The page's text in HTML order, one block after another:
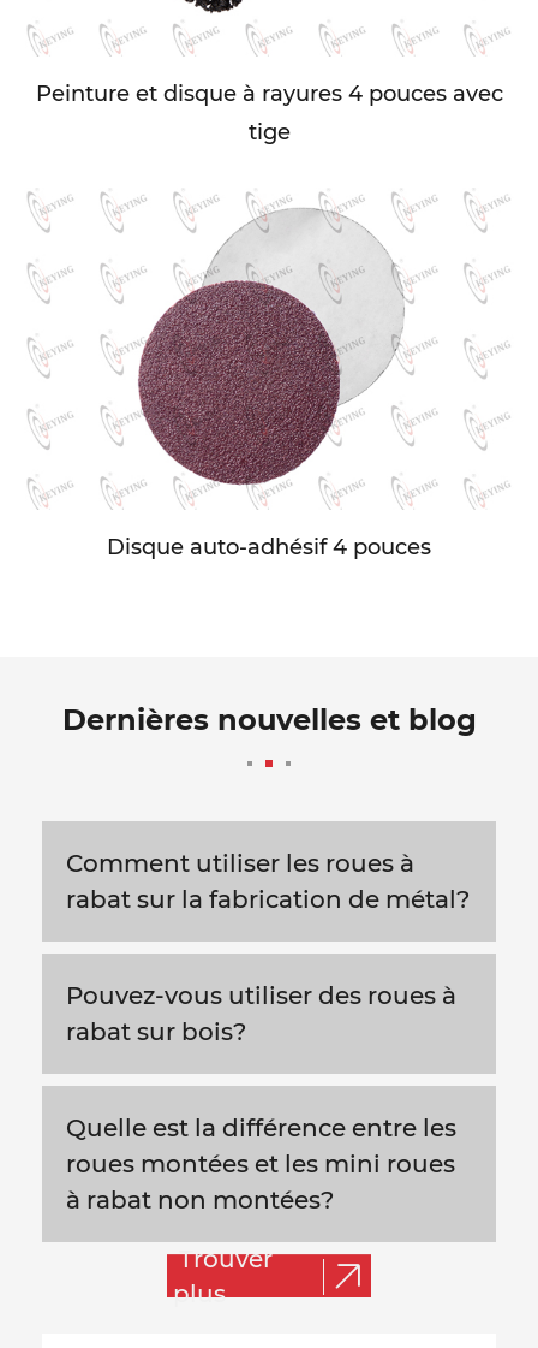
Peinture et disque à rayures 4 pouces avec
tige
Disque auto-adhésif 4 pouces
Dernières nouvelles et blog
Comment utiliser les roues à
rabat sur la fabrication de métal?
Pouvez-vous utiliser des roues à
rabat sur bois?
Quelle est la différence entre les
roues montées et les mini roues
à rabat non montées?
Trouver
plus